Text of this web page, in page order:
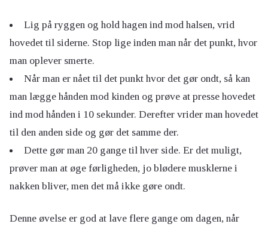
Lig på ryggen og hold hagen ind mod halsen, vrid
hovedet til siderne. Stop lige inden man når det punkt, hvor
man oplever smerte.
Når man er nået til det punkt hvor det gør ondt, så kan
man lægge hånden mod kinden og prøve at presse hovedet
ind mod hånden i 10 sekunder. Derefter vrider man hovedet
til den anden side og gør det samme der.
Dette gør man 20 gange til hver side. Er det muligt,
prøver man at øge førligheden, jo blødere musklerne i
nakken bliver, men det må ikke gøre ondt.
Denne øvelse er god at lave flere gange om dagen, når